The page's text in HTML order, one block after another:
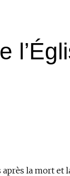
après la mort